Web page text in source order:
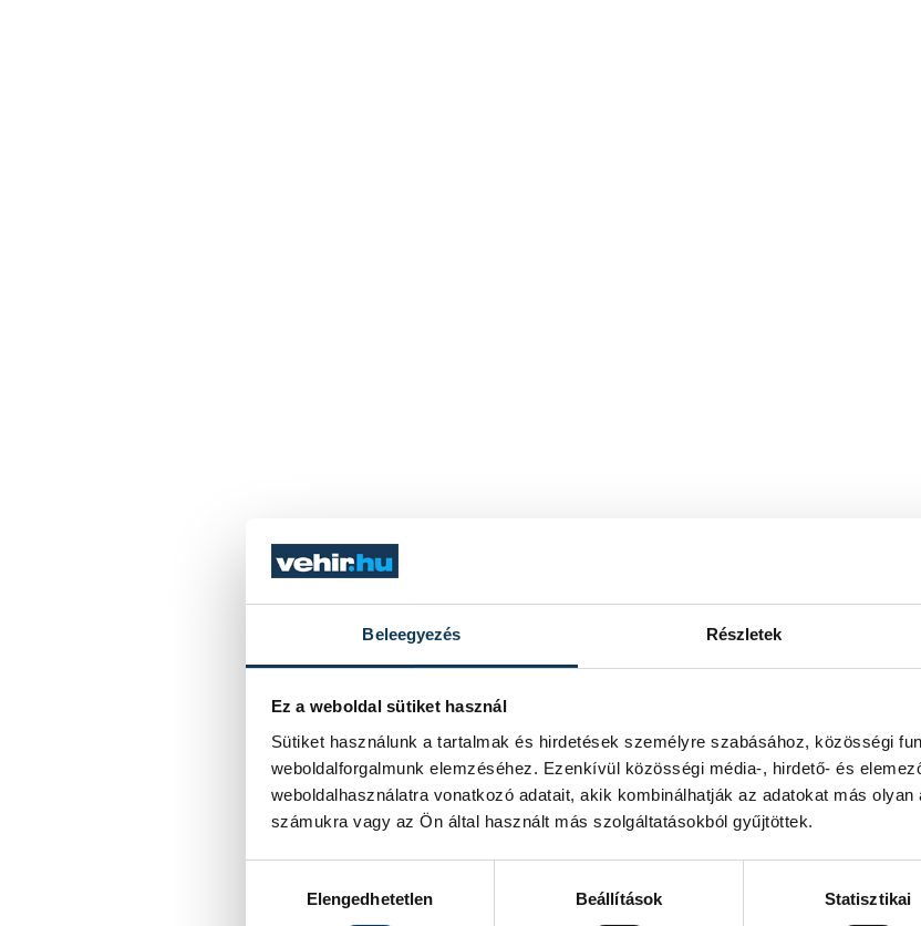
Beleegyezés Részletek
Ez a weboldal sütiket használ
Sütiket használunk a tartalmak és hirdetések személyre szabásához, közösségi
weboldalforgalmunk elemzéséhez. Ezenkívül közösségi média-, hirdető- és
weboldalhasználatra vonatkozó adatait, akik kombinálhatják az adatokat más
számukra vagy az Ön által használt más szolgáltatásokból gyűjtöttek.
Elengedhetetlen
Beállítások Statisztikai